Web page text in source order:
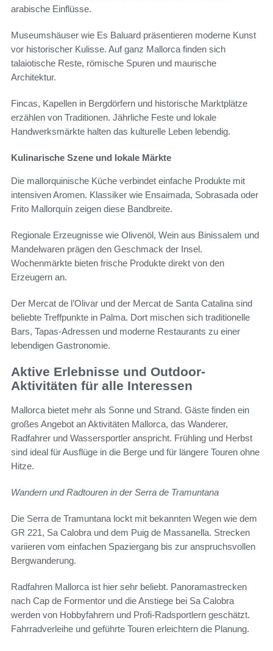
arabische Einflüsse.
Museumshäuser wie Es Baluard präsentieren moderne Kunst
vor historischer Kulisse. Auf ganz Mallorca finden sich
talaiotische Reste, römische Spuren und maurische
Architektur.
Fincas, Kapellen in Bergdörfern und historische Marktplätze
erzählen von Traditionen. Jährliche Feste und lokale
Handwerksmärkte halten das kulturelle Leben lebendig.
Kulinarische Szene und lokale Märkte
Die mallorquinische Küche verbindet einfache Produkte mit
intensiven Aromen. Klassiker wie Ensaimada, Sobrasada oder
Frito Mallorquín zeigen diese Bandbreite.
Regionale Erzeugnisse wie Olivenöl, Wein aus Binissalem und
Mandelwaren prägen den Geschmack der Insel.
Wochenmärkte bieten frische Produkte direkt von den
Erzeugern an.
Der Mercat de l’Olivar und der Mercat de Santa Catalina sind
beliebte Treffpunkte in Palma. Dort mischen sich traditionelle
Bars, Tapas-Adressen und moderne Restaurants zu einer
lebendigen Gastronomie.
Aktive Erlebnisse und Outdoor-
Aktivitäten für alle Interessen
Mallorca bietet mehr als Sonne und Strand. Gäste finden ein
großes Angebot an Aktivitäten Mallorca, das Wanderer,
Radfahrer und Wassersportler anspricht. Frühling und Herbst
sind ideal für Ausflüge in die Berge und für längere Touren ohne
Hitze.
Wandern und Radtouren in der Serra de Tramuntana
Die Serra de Tramuntana lockt mit bekannten Wegen wie dem
GR 221, Sa Calobra und dem Puig de Massanella. Strecken
variieren vom einfachen Spaziergang bis zur anspruchsvollen
Bergwanderung.
Radfahren Mallorca ist hier sehr beliebt. Panoramastrecken
nach Cap de Formentor und die Anstiege bei Sa Calobra
werden von Hobbyfahrern und Profi-Radsportlern geschätzt.
Fahrradverleihe und geführte Touren erleichtern die Planung.